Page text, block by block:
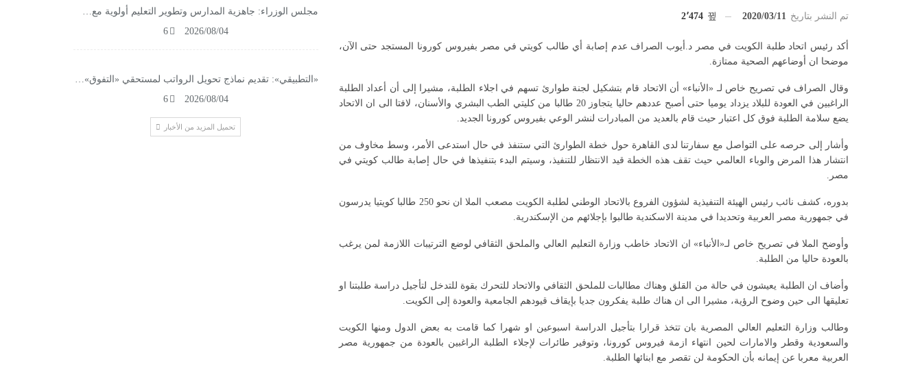
تم النشر بتاريخ 2020/03/11
أكد رئيس اتحاد طلبة الكويت في مصر د.أيوب الصراف عدم إصابة أي طالب كويتي في مصر بفيروس كورونا المستجد حتى الآن،
موضحا ان أوضاعهم الصحية ممتازة.
وقال الصراف في تصريح خاص لـ «الأنباء» أن الاتحاد قام بتشكيل لجنة طوارئ تسهم في اجلاء الطلبة، مشيرا إلى أن أعداد الطلبة
الراغبين في العودة للبلاد يزداد يوميا حتى أصبح عددهم حاليا يتجاوز 20 طالبا من كليتي الطب البشري والأسنان، لافتا الى ان الاتحاد
يضع سلامة الطلبة فوق كل اعتبار حيث قام بالعديد من المبادرات لنشر الوعي بفيروس كورونا الجديد.
وأشار إلى حرصه على التواصل مع سفارتنا لدى القاهرة حول خطة الطوارئ التي ستنفذ في حال استدعى الأمر، وسط مخاوف من
انتشار هذا المرض والوباء العالمي حيث تقف هذه الخطة قيد الانتظار للتنفيذ، وسيتم البدء بتنفيذها في حال إصابة طالب كويتي في
مصر.
بدوره، كشف نائب رئيس الهيئة التنفيذية لشؤون الفروع بالاتحاد الوطني لطلبة الكويت مصعب الملا ان نحو 250 طالبا كويتيا يدرسون
في جمهورية مصر العربية وتحديدا في مدينة الاسكندية طالبوا بإجلائهم من الإسكندرية.
وأوضح الملا في تصريح خاص لـ«الأنباء» ان الاتحاد خاطب وزارة التعليم العالي والملحق الثقافي لوضع الترتيبات اللازمة لمن يرغب
بالعودة حاليا من الطلبة.
وأضاف ان الطلبة يعيشون في حالة من القلق وهناك مطالبات للملحق الثقافي والاتحاد للتحرك بقوة للتدخل لتأجيل دراسة طلبتنا او
تعليقها الى حين وضوح الرؤية، مشيرا الى ان هناك طلبة يفكرون جديا بإيقاف قيودهم الجامعية والعودة إلى الكويت.
وطالب وزارة التعليم العالي المصرية بان تتخذ قرارا بتأجيل الدراسة اسبوعين او شهرا كما قامت به بعض الدول ومنها الكويت
والسعودية وقطر والامارات لحين انتهاء ازمة فيروس كورونا، وتوفير طائرات لإجلاء الطلبة الراغبين بالعودة من جمهورية مصر
العربية معربا عن إيمانه بأن الحكومة لن تقصر مع ابنائها الطلبة.
مجلس الوزراء: جاهزية المدارس وتطوير التعليم أولوية مع…
2026/08/04
6
«التطبيقي»: تقديم نماذج تحويل الرواتب لمستحقي «التفوق»…
2026/08/04
6
تحميل المزيد من الأخبار